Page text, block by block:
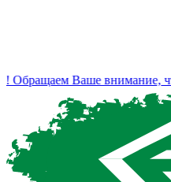
Ваше внимание,